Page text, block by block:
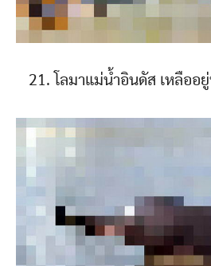
21. โลมาแม่น้ำอินดัส เหลืออ